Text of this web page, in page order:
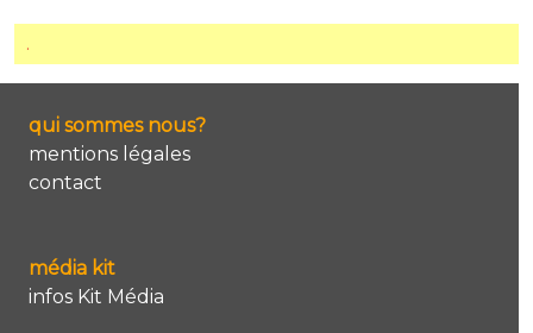
.
qui sommes nous?
mentions légales
contact
média kit
infos Kit Média